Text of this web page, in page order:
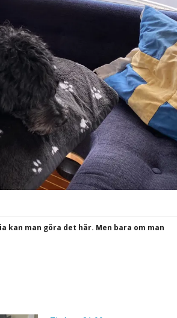
kan man göra det här. Men bara om man